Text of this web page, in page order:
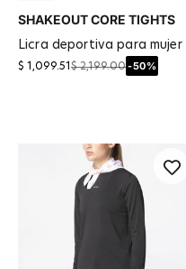
SHAKEOUT CORE TIGHTS
licra deportiva para mujer
$ 1,099.51 $ 2,199.00-50%